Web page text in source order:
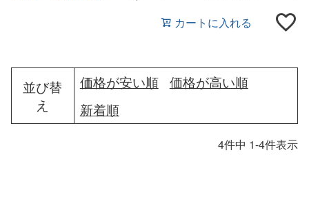
カートに入れる
並び替
え
価格が安い順
価格が高い順
新着順
4件中 1-4件表示